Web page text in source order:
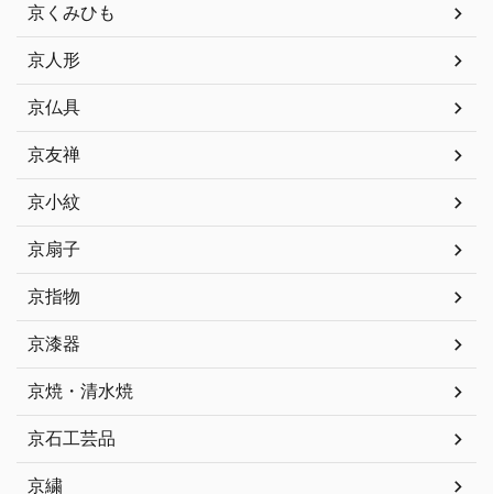
京くみひも
京人形
京仏具
京友禅
京小紋
京扇子
京指物
京漆器
京焼・清水焼
京石工芸品
京繍